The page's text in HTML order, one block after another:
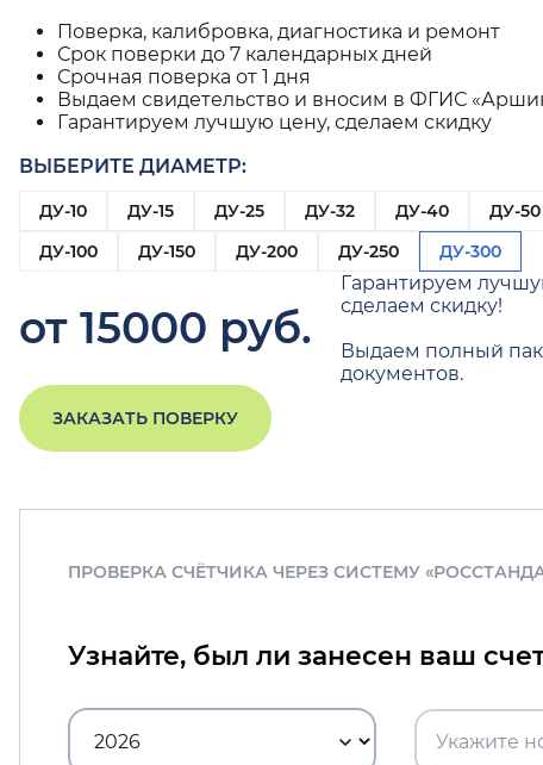
Поверка, калибровка, диагностика и ремонт
Срок поверки до 7 календарных дней
Срочная поверка от 1 дня
Выдаем свидетельство и вносим в ФГИС
Гарантируем лучшую цену, сделаем скидку
ВЫБЕРИТЕ ДИАМЕТР:
ДУ-10 ДУ-15 ДУ-25 ДУ-32 ДУ-40 ДУ-50
ДУ-100
ДУ-150 ДУ-200 ДУ-250 ДУ-300
от 15000 руб.
Гарантируем
сделаем скидку!
Выдаем полный
документов.
ЗАКАЗАТЬ ПОВЕРКУ
ПРОВЕРКА СЧЁТЧИКА ЧЕРЕЗ СИСТЕМУ
Узнайте, был ли занесен ваш